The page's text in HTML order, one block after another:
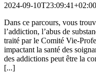
2024-09-10T23:09:41+02:00
Dans ce parcours, vous
l’addiction, l’abus de
traité par le Comité Vie-
impactant la santé des
des addictions peut être la
[...]